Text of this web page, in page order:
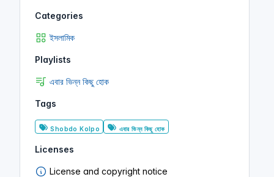
কিছু হোক অডিওবুক । গল্প ৫
এবার ভিন্ন কিছু হোক
Categories
ইসলামিক
Playlists
এবার ভিন্ন কিছু হোক
Tags
Shobdo Kolpo এবার ভিন্ন কিছু হোক
Licenses
License and copyright notice